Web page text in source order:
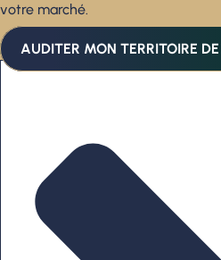
votre marché.
AUDITER MON TERRITOIRE